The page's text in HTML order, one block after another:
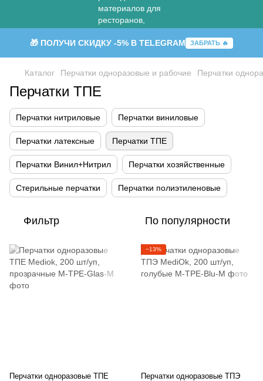
🎁 ПОЛУЧИ СКИДКУ -5% В TELEGRAM ЗАБРАТЬ 🔥
Каталог Перчатки одноразовые и рабочие Перчатки
Перчатки ТПЕ
Перчатки нитриловые Перчатки виниловые
Перчатки латексные Перчатки ТПЕ
Перчатки Винил+Нитрил Перчатки хозяйственные
Стерильные перчатки Перчатки полиэтиленовые
Фильтр По популярности
Перчатки одноразовые ТПЕ
−13%
Перчатки одноразовые ТПЭ